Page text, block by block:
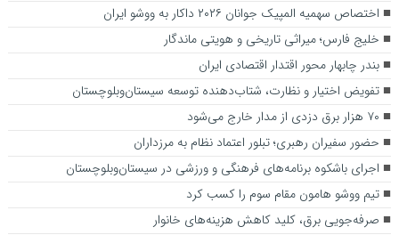
اختصاص سهمیه المپیک جوانان ۲۰۲۶ داکار به ووشو ایران
خلیج فارس؛ میراثی تاریخی و هویتی ماندگار
بندر چابهار محور اقتدار اقتصادی ایران
تفویض اختیار و نظارت، شتاب‌دهنده توسعه سیستان‌وبلوچستان
۷۰ هزار برق دزدی از مدار خارج می‌شود
حضور سفیران رهبری؛ تبلور اعتماد نظام به مرزداران
اجرای باشکوه برنامه‌های فرهنگی و ورزشی در سیستان‌وبلوچستان
تیم ووشو هامون مقام سوم را کسب کرد
صرفه‌جویی برق، کلید کاهش هزینه‌های خانوار